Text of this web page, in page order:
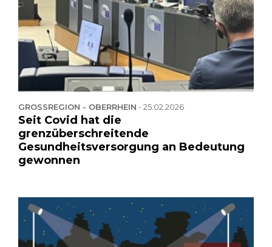
GROSSREGION - OBERRHEIN -25.02.2026
Seit Covid hat die
grenzüberschreitende
Gesundheitsversorgung an Bedeutung
gewonnen